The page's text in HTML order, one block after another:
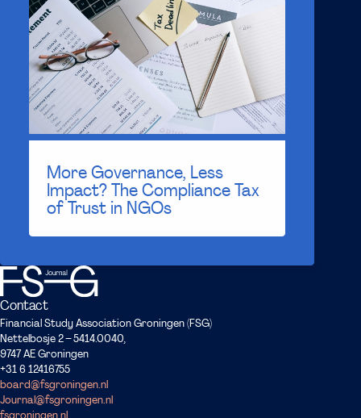
More Governance, Less
Impact? The Compliance Tax
of Trust in NGOs
Contact
Financial Study Association Groningen (FSG)
Nettelbosje 2 – 5414.0040,
9747 AE Groningen
+31 6 12416755
board@fsgroningen.nl
Journal@fsgroningen.nl
fsgroningen.nl